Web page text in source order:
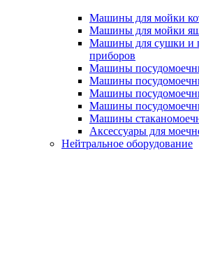
Машины для мойки
Машины для мойки
Машины для сушки и
приборов
Машины
Машины
Машины
Машины
Машины
Аксессуары для
Нейтральное оборудование